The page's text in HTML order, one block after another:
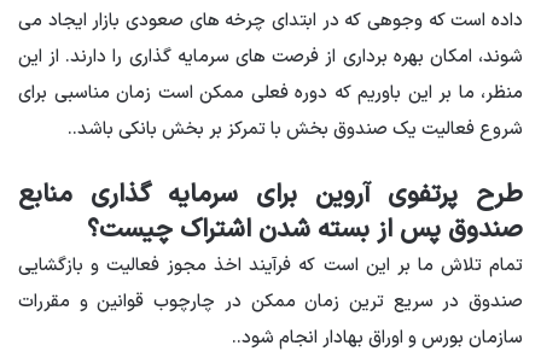
داده است که وجوهی که در ابتدای چرخه های صعودی بازار ایجاد می
شوند، امکان بهره برداری از فرصت های سرمایه گذاری را دارند. از این
منظر، ما بر این باوریم که دوره فعلی ممکن است زمان مناسبی برای
شروع فعالیت یک صندوق بخش با تمرکز بر بخش بانکی باشد..
طرح پرتفوی آروین برای سرمایه گذاری منابع
صندوق پس از بسته شدن اشتراک چیست؟
تمام تلاش ما بر این است که فرآیند اخذ مجوز فعالیت و بازگشایی
صندوق در سریع ترین زمان ممکن در چارچوب قوانین و مقررات
سازمان بورس و اوراق بهادار انجام شود..